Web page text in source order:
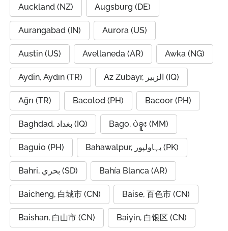
Auckland (NZ) Augsburg (DE)
Aurangabad (IN) Aurora (US)
Austin (US) Avellaneda (AR) Awka (NG)
Aydin, Aydın (TR) Az Zubayr, الزبير (IQ)
Ağrı (TR) Bacolod (PH) Bacoor (PH)
Baghdad, بغداد (IQ) Bago, ပဲခူး (MM)
Baguio (PH) Bahawalpur, بہاولپور (PK)
Bahri, بحري (SD) Bahía Blanca (AR)
Baicheng, 白城市 (CN) Baise, 百色市 (CN)
Baishan, 白山市 (CN) Baiyin, 白银区 (CN)